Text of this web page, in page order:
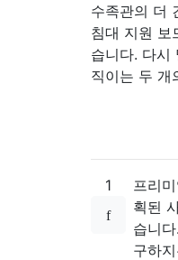
수족관의 더
침대 지원 보
습니다. 다시
직이는 두 개
1
프리
획된
습니
구하